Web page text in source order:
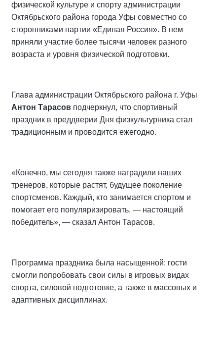
физической культуре и спорту администрации
Октябрьского района города Уфы совместно со
сторонниками партии «Единая Россия». В нем
приняли участие более тысячи человек разного
возраста и уровня физической подготовки.
Глава администрации Октябрьского района г. Уфы
Антон Тарасов подчеркнул, что спортивный
праздник в преддверии Дня физкультурника стал
традиционным и проводится ежегодно.
«Конечно, мы сегодня также наградили наших
тренеров, которые растят, будущее поколение
спортсменов. Каждый, кто занимается спортом и
помогает его популяризировать, — настоящий
победитель», — сказал Антон Тарасов.
Программа праздника была насыщенной: гости
смогли попробовать свои силы в игровых видах
спорта, силовой подготовке, а также в массовых и
адаптивных дисциплинах.